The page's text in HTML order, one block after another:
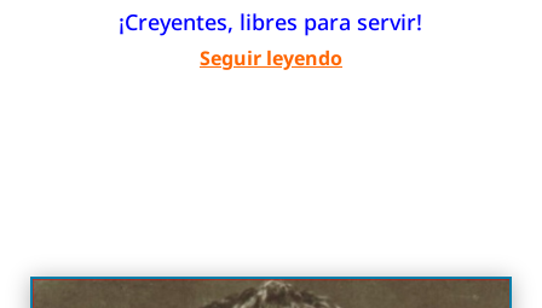
¡Creyentes, libres para servir!
Seguir leyendo